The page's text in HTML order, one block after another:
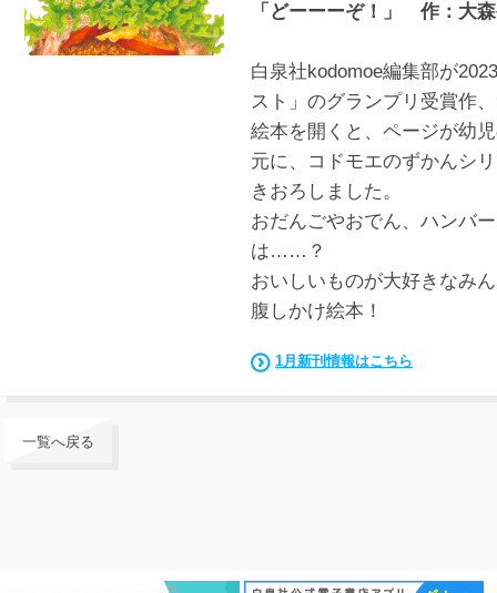
「どーーーぞ！」 作：大
白泉社kodomoe編集部が
スト」のグランプリ受賞作
絵本を開くと、ページが幼
元に、コドモエのずかんシ
きおろしました。
おだんごやおでん、ハンバ
は……？
おいしいものが大好きなみ
腹しかけ絵本！
1月新刊情報はこちら
一覧へ戻る